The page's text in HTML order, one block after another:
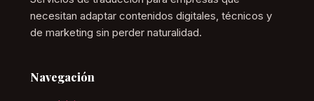
necesitan adaptar contenidos digitales, técnicos y
de marketing sin perder naturalidad.
Navegación